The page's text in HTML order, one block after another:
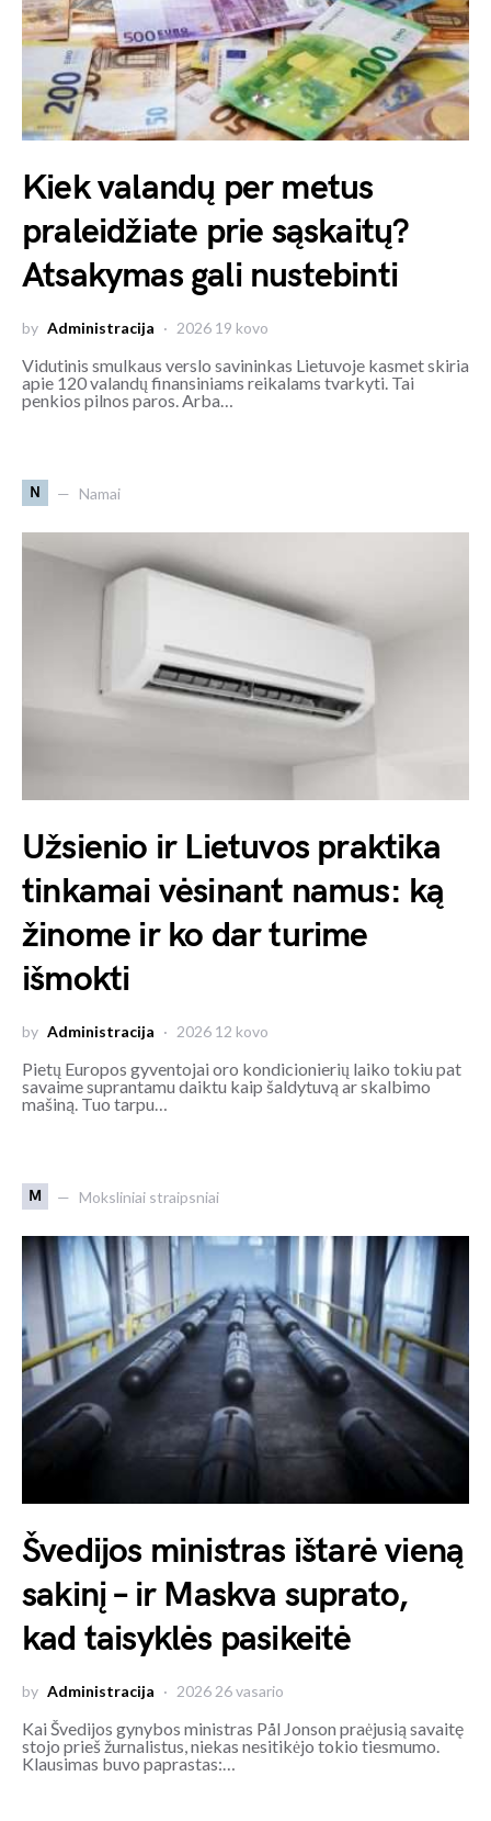
Kiek valandų per metus
praleidžiate prie sąskaitų?
Atsakymas gali nustebinti
by Administracija 2026 19 kovo
Vidutinis smulkaus verslo savininkas Lietuvoje kasmet skiria
apie 120 valandų finansiniams reikalams tvarkyti. Tai
penkios pilnos paros. Arba…
N Namai
Užsienio ir Lietuvos praktika
tinkamai vėsinant namus: ką
žinome ir ko dar turime
išmokti
by Administracija 2026 12 kovo
Pietų Europos gyventojai oro kondicionierių laiko tokiu pat
savaime suprantamu daiktu kaip šaldytuvą ar skalbimo
mašiną. Tuo tarpu…
M Moksliniai straipsniai
Švedijos ministras ištarė vieną
sakinį – ir Maskva suprato,
kad taisyklės pasikeitė
by Administracija 2026 26 vasario
Kai Švedijos gynybos ministras Pål Jonson praėjusią savaitę
stojo prieš žurnalistus, niekas nesitikėjo tokio tiesmumo.
Klausimas buvo paprastas:…